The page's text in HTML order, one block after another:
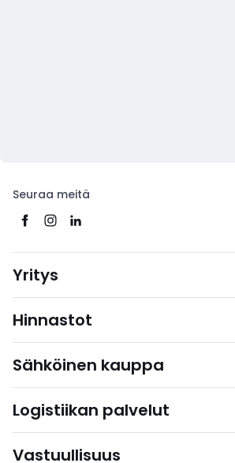
Seuraa meitä
Yritys
Hinnastot
Sähköinen kauppa
Logistiikan palvelut
Vastuullisuus